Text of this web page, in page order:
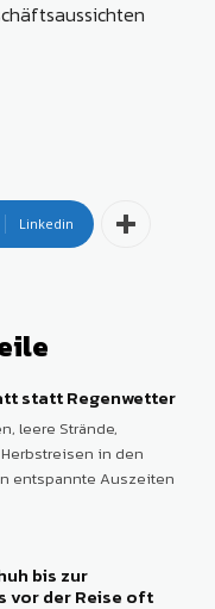
Linkedin
statt Regenwetter
leere Strände,
in den
entspannte Auszeiten
bis zur
vor der Reise oft